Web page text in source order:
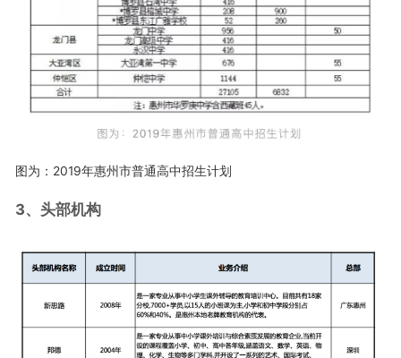
图为：2019年惠州市普通高中招生计划
3、头部机构